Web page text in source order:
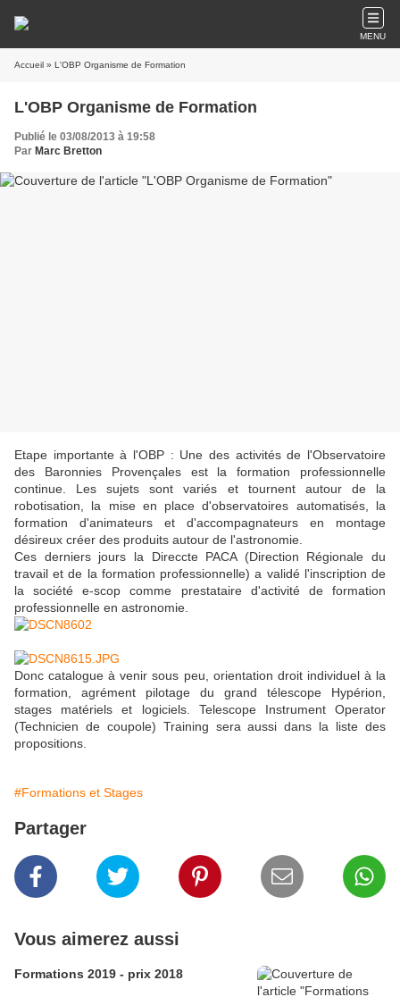
MENU
Accueil » L'OBP Organisme de Formation
L'OBP Organisme de Formation
Publié le 03/08/2013 à 19:58
Par Marc Bretton
Etape importante à l'OBP : Une des activités de l'Observatoire
des Baronnies Provençales est la formation professionnelle
continue. Les sujets sont variés et tournent autour de la
robotisation, la mise en place d'observatoires automatisés, la
formation d'animateurs et d'accompagnateurs en montage
désireux créer des produits autour de l'astronomie.
Ces derniers jours la Direccte PACA (Direction Régionale du
travail et de la formation professionnelle) a validé l'inscription de
la société e-scop comme prestataire d'activité de formation
professionnelle en astronomie.
Donc catalogue à venir sous peu, orientation droit individuel à la
formation, agrément pilotage du grand télescope Hypérion,
stages matériels et logiciels. Telescope Instrument Operator
(Technicien de coupole) Training sera aussi dans la liste des
propositions.
#Formations et Stages
Partager
Vous aimerez aussi
Formations 2019 - prix 2018